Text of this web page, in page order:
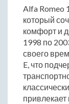
Alfa Romeo
который
комфорт и
1998 по
своего
E, что